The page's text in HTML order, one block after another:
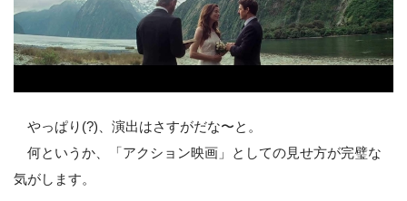
やっぱり(?)、演出はさすがだな〜と。
何というか、「アクション映画」としての見せ方が完璧な
気がします。